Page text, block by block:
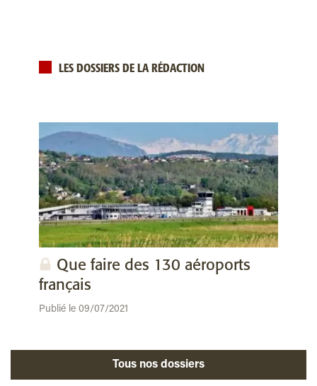
LES DOSSIERS DE LA RÉDACTION
Que faire des 130 aéroports
français
Publié le 09/07/2021
Tous nos dossiers